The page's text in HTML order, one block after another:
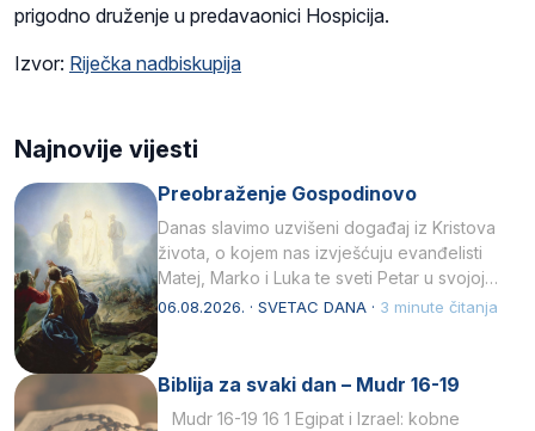
prigodno druženje u predavaonici Hospicija.
Izvor: Riječka nadbiskupija
Najnovije vijesti
Preobraženje Gospodinovo
Danas slavimo uzvišeni događaj iz Kristova
života, o kojem nas izvješćuju evanđelisti
Matej, Marko i Luka te sveti Petar u svojoj
drugoj…
06.08.2026. · SVETAC DANA · 3 minute čitanja
Biblija za svaki dan – Mudr 16-19
Mudr 16-19 16 1 Egipat i Izrael: kobne